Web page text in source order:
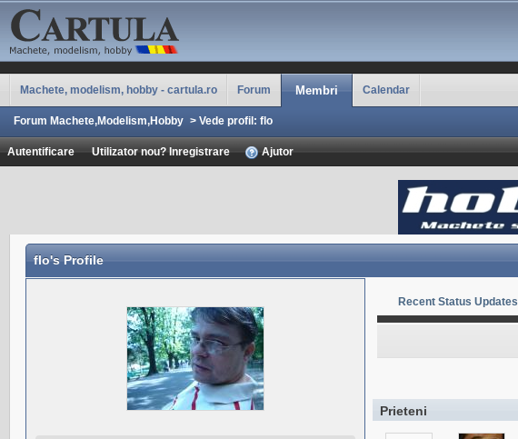
Machete, modelism, hobby - cartula.ro Forum Membri Calendar
Forum Machete,Modelism,Hobby > Vede profil: flo
Autentificare Utilizator nou? Inregistrare Ajutor
flo's Profile
Recent Status Updates
Prieteni